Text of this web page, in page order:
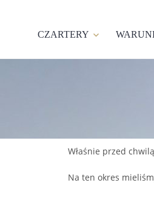
MTS-czarter
CZARTERY
Właśnie przed
Na ten okres